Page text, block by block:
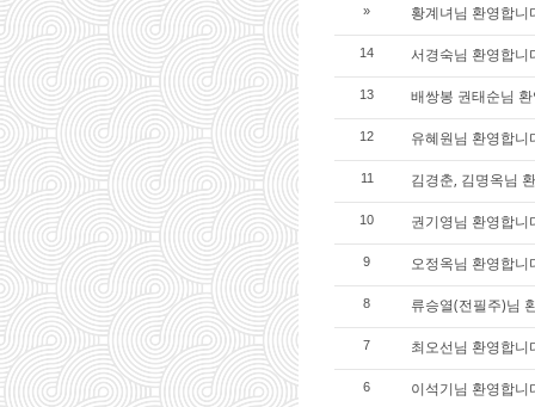
» 황계녀님 환영합
14 서경숙님 환영합
13 배쌍봉 권태순님
12 유혜원님 환영합
11 김경춘, 김명옥님
10 권기영님 환영합
9 오정옥님 환영합
8 류승열(전필주)님
7 최오선님 환영합
6 이석기님 환영합